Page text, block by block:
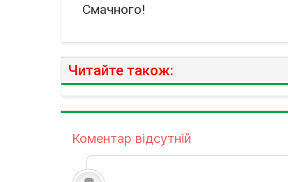
Смачного!
Читайте також: